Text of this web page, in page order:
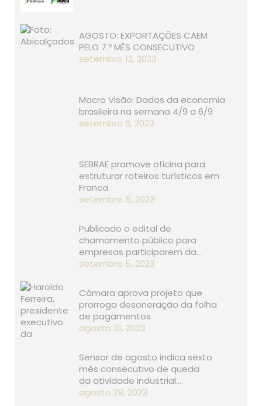
AGOSTO: EXPORTAÇÕES CAEM
PELO 7.º MÊS CONSECUTIVO
setembro 12, 2023
Macro Visão: Dados da economia
brasileira na semana 4/9 a 6/9
setembro 6, 2023
SEBRAE promove oficina para
estruturar roteiros turísticos em
Franca
setembro 5, 2023
Publicado o edital de
chamamento público para
empresas participarem da…
setembro 5, 2023
Câmara aprova projeto que
prorroga desoneração da folha
de pagamentos
agosto 31, 2023
Sensor de agosto indica sexto
mês consecutivo de queda
da atividade industrial…
agosto 28, 2023